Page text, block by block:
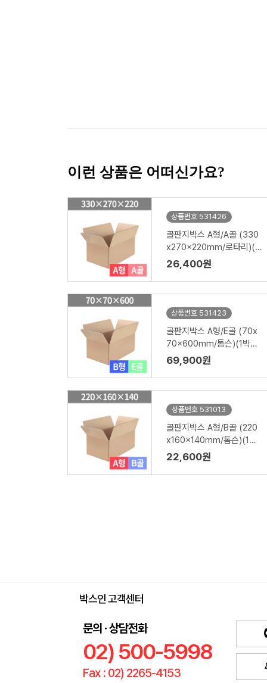
이런 상품은 어떠신가요?
상품번호 531426
골판지박스 A형/A골 (330
x270x220mm/로타리)(1
박스/50장)
26,400원
상품번호 531423
골판지박스 A형/E골 (70x
70x600mm/톰슨)(1박스/
140장)
69,900원
상품번호 531013
골판지박스 A형/B골 (220
x160x140mm/톰슨)(1박
스/120장)
22,600원
박스인 고객센터
문의 · 상담전화
02) 500-5998
Fax : 02) 2265-4153